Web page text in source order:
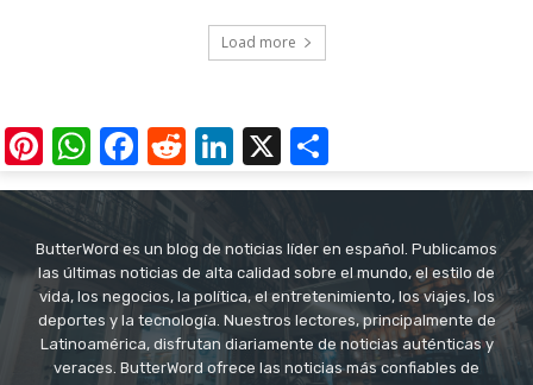
Load more
Pinterest
WhatsApp
Facebook
RedditLinkedIn
X
ButterWord es un blog de noticias líder en español. Publicamos
las últimas noticias de alta calidad sobre el mundo, el estilo de
vida, los negocios, la política, el entretenimiento, los viajes, los
deportes y la tecnología. Nuestros lectores, principalmente de
Latinoamérica, disfrutan diariamente de noticias auténticas y
veraces. ButterWord ofrece las noticias más confiables de